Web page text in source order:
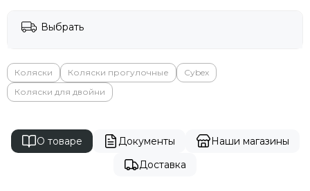
Выбрать
Коляски Коляски прогулочные
Cybex
Коляски для двойни
О товаре Документы
Наши магазины
Доставка